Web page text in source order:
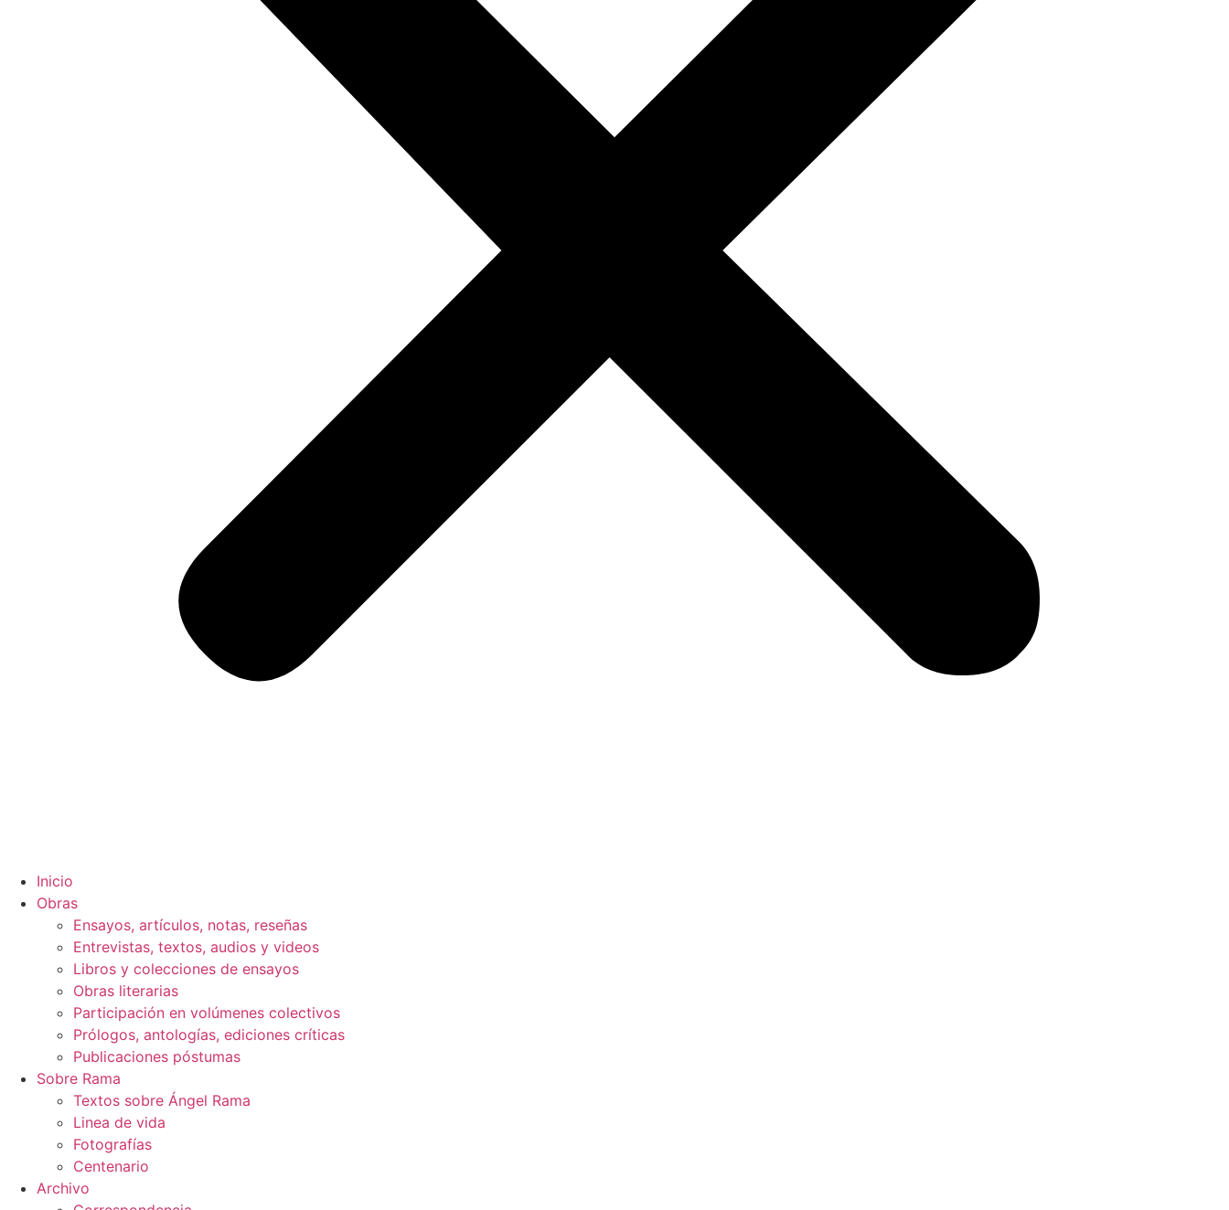
Inicio
Obras
Ensayos, artículos, notas, reseñas
Entrevistas, textos, audios y videos
Libros y colecciones de ensayos
Obras literarias
Participación en volúmenes colectivos
Prólogos, antologías, ediciones críticas
Publicaciones póstumas
Sobre Rama
Textos sobre Ángel Rama
Linea de vida
Fotografías
Centenario
Archivo